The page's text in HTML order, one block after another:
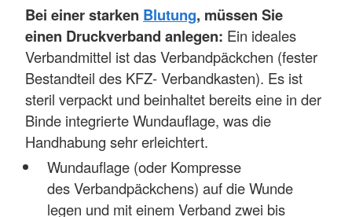
Bei einer starken Blutung, müssen Sie
einen Druckverband anlegen: Ein ideales
Verbandmittel ist das Verbandpäckchen (fester
Bestandteil des KFZ- Verbandkasten). Es ist
steril verpackt und beinhaltet bereits eine in der
Binde integrierte Wundauflage, was die
Handhabung sehr erleichtert.
Wundauflage (oder Kompresse
des Verbandpäckchens) auf die Wunde
legen und mit einem Verband zwei bis